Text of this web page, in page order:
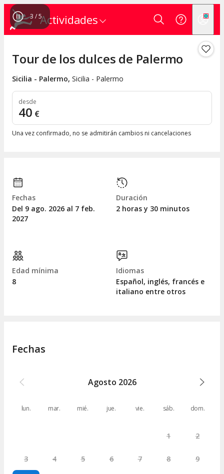
Actividades
3 /5
Tour de los dulces de Palermo
Sicilia - Palermo, Sicilia - Palermo
desde
40 €
Una vez confirmado, no se admitirán cambios ni cancelaciones
Fechas
Del 9 ago. 2026 al 7 feb.
2027
Duración
2 horas y 30 minutos
Edad mínima
8
Idiomas
Español, inglés, francés e
italiano entre otros
Fechas
Agosto 2026
lun. mar. mié. jue. vie. sáb. dom.
1 2
3 4 5 6 7 8 9